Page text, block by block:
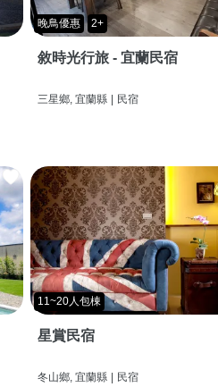
晚鳥優惠 2+
敘時光行旅 - 宜蘭民宿
三星鄉, 宜蘭縣 | 民宿
11~20人包棟
星賞民宿
冬山鄉, 宜蘭縣 | 民宿